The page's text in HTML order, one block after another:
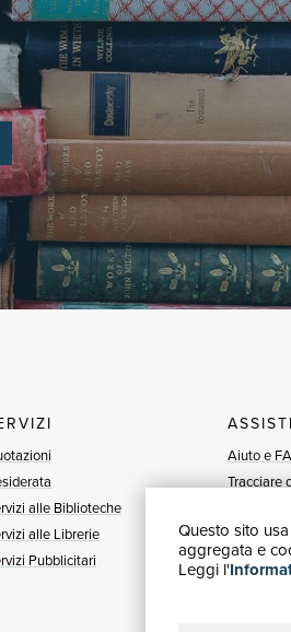
Questo sito
aggregata e
Leggi l'
alle Biblioteche
alle Librerie
Pubblicitari
Aiuto e
Tracciare
Carta del